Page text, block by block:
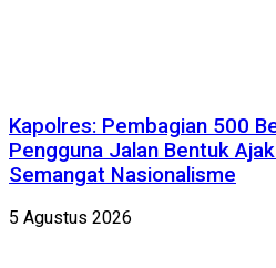
Kapolres: Pembagian 500
Pengguna Jalan Bentuk
Semangat Nasionalisme
5 Agustus 2026